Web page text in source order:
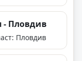
- Пловдив
Пловдив